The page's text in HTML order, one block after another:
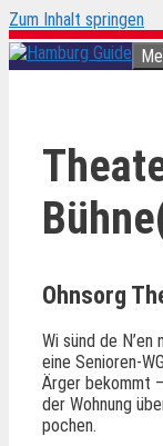
Zum Inhalt springen
Ohnsorg
Wi sünd de
eine Senioren-
Ärger bekommt
der Wohnung
pochen.